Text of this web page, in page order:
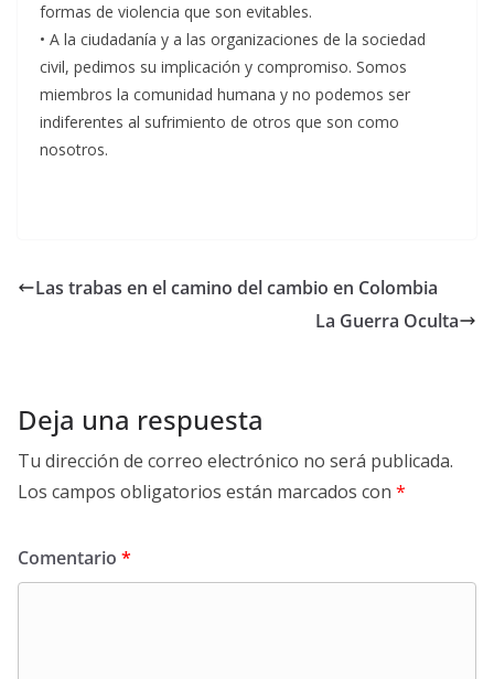
formas de violencia que son evitables.
• A la ciudadanía y a las organizaciones de la sociedad
civil, pedimos su implicación y compromiso. Somos
miembros la comunidad humana y no podemos ser
indiferentes al sufrimiento de otros que son como
nosotros.
Las trabas en el camino del cambio en Colombia
La Guerra Oculta
Deja una respuesta
Tu dirección de correo electrónico no será publicada.
Los campos obligatorios están marcados con *
Comentario *